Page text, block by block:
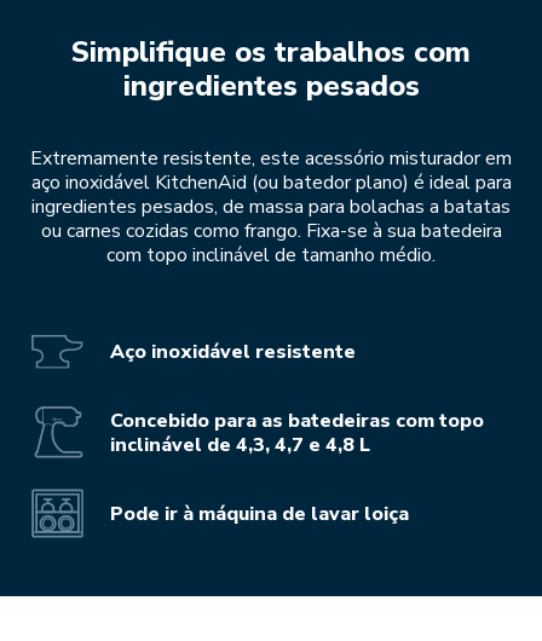
Simplifique os trabalhos com
ingredientes pesados
Extremamente resistente, este acessório misturador em
aço inoxidável KitchenAid (ou batedor plano) é ideal para
ingredientes pesados, de massa para bolachas a batatas
ou carnes cozidas como frango. Fixa-se à sua batedeira
com topo inclinável de tamanho médio.
Aço inoxidável resistente
Concebido para as batedeiras com topo
inclinável de 4,3, 4,7 e 4,8 L
Pode ir à máquina de lavar loiça